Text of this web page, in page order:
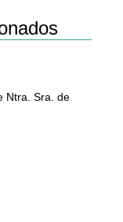
Ntra. Sra. de